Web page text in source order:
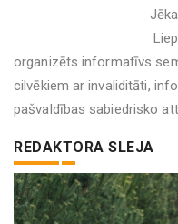
organizēts informatīvs
cilvēkiem ar invaliditāti,
pašvaldības sabiedrisko
REDAKTORA SLEJA